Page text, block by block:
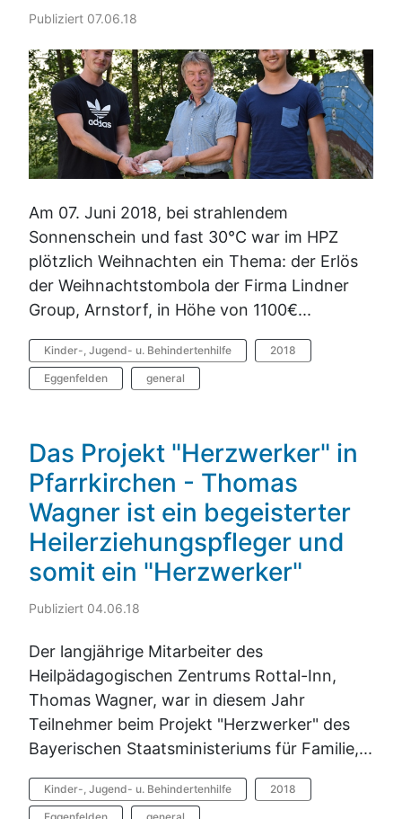
Publiziert 07.06.18
Am 07. Juni 2018, bei strahlendem
Sonnenschein und fast 30°C war im HPZ
plötzlich Weihnachten ein Thema: der Erlös
der Weihnachtstombola der Firma Lindner
Group, Arnstorf, in Höhe von 1100€...
Kinder-, Jugend- u. Behindertenhilfe 2018
Eggenfelden general
Das Projekt "Herzwerker" in
Pfarrkirchen - Thomas
Wagner ist ein begeisterter
Heilerziehungspfleger und
somit ein "Herzwerker"
Publiziert 04.06.18
Der langjährige Mitarbeiter des
Heilpädagogischen Zentrums Rottal-Inn,
Thomas Wagner, war in diesem Jahr
Teilnehmer beim Projekt "Herzwerker" des
Bayerischen Staatsministeriums für Familie,...
Kinder-, Jugend- u. Behindertenhilfe 2018